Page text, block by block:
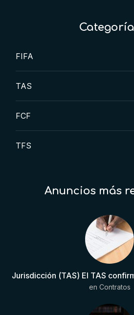
FIFA
TAS
FCF
TFS
Anuncios más
en Contratos